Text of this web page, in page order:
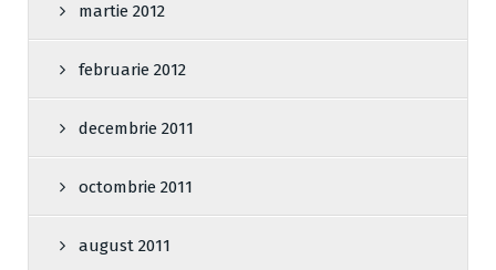
martie 2012
februarie 2012
decembrie 2011
octombrie 2011
august 2011